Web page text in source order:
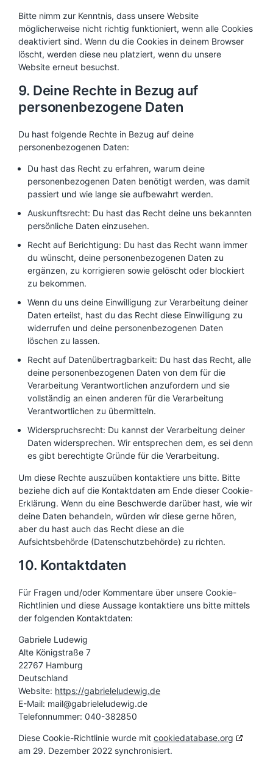
Bitte nimm zur Kenntnis, dass unsere Website
möglicherweise nicht richtig funktioniert, wenn alle Cookies
deaktiviert sind. Wenn du die Cookies in deinem Browser
löscht, werden diese neu platziert, wenn du unsere
Website erneut besuchst.
9. Deine Rechte in Bezug auf
personenbezogene Daten
Du hast folgende Rechte in Bezug auf deine
personenbezogenen Daten:
Du hast das Recht zu erfahren, warum deine
personenbezogenen Daten benötigt werden, was damit
passiert und wie lange sie aufbewahrt werden.
Auskunftsrecht: Du hast das Recht deine uns bekannten
persönliche Daten einzusehen.
Recht auf Berichtigung: Du hast das Recht wann immer
du wünscht, deine personenbezogenen Daten zu
ergänzen, zu korrigieren sowie gelöscht oder blockiert
zu bekommen.
Wenn du uns deine Einwilligung zur Verarbeitung deiner
Daten erteilst, hast du das Recht diese Einwilligung zu
widerrufen und deine personenbezogenen Daten
löschen zu lassen.
Recht auf Datenübertragbarkeit: Du hast das Recht, alle
deine personenbezogenen Daten von dem für die
Verarbeitung Verantwortlichen anzufordern und sie
vollständig an einen anderen für die Verarbeitung
Verantwortlichen zu übermitteln.
Widerspruchsrecht: Du kannst der Verarbeitung deiner
Daten widersprechen. Wir entsprechen dem, es sei denn
es gibt berechtigte Gründe für die Verarbeitung.
Um diese Rechte auszuüben kontaktiere uns bitte. Bitte
beziehe dich auf die Kontaktdaten am Ende dieser Cookie-
Erklärung. Wenn du eine Beschwerde darüber hast, wie wir
deine Daten behandeln, würden wir diese gerne hören,
aber du hast auch das Recht diese an die
Aufsichtsbehörde (Datenschutzbehörde) zu richten.
10. Kontaktdaten
Für Fragen und/oder Kommentare über unsere Cookie-
Richtlinien und diese Aussage kontaktiere uns bitte mittels
der folgenden Kontaktdaten:
Gabriele Ludewig
Alte Königstraße 7
22767 Hamburg
Deutschland
Website: https://gabrieleludewig.de
E-Mail: mail@gabrieleludewig.de
Telefonnummer: 040-382850
Diese Cookie-Richtlinie wurde mit cookiedatabase.org
am 29. Dezember 2022 synchronisiert.